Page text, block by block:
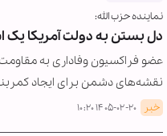
نماینده حزب الله:
دل بستن به دولت آمریکا یک
عضو فراکسیون وفاداری به
نقشه‌های دشمن برای ایجاد
خبر ۱۴۰۵-۰۲-۲۰ ۱۰:۲۰